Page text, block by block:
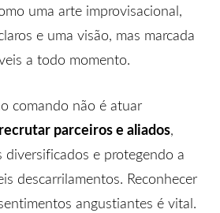
uma arte improvisacional,
e uma visão, mas marcada
a todo momento.
comando não é atuar
recrutar parceiros e aliados,
e protegendo a
descarrilamentos. Reconhecer
angustiantes é vital.